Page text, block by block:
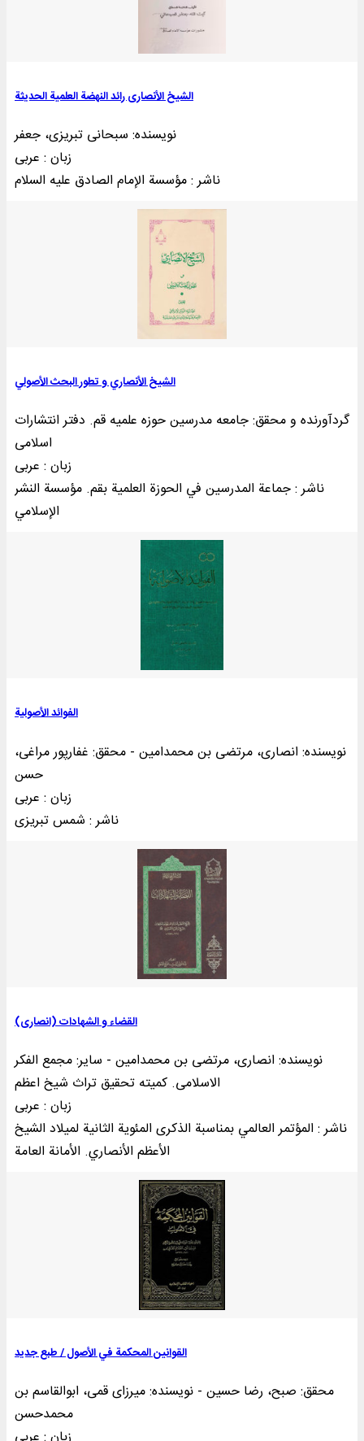
الشیخ الأنصاری رائد النهضة العلمیة الحدیثة
نویسنده: سبحانی تبریزی، جعفر
زبان : عربی
ناشر : مؤسسة الإمام الصادق علیه السلام
الشیخ الأنصاري و تطور البحث الأصولي
گردآورنده و محقق: جامعه مدرسین حوزه علمیه قم. دفتر انتشارات
اسلامی
زبان : عربی
ناشر : جماعة المدرسين في الحوزة العلمیة بقم. مؤسسة النشر
الإسلامي
الفوائد الأصولية
نویسنده: انصاری، مرتضی بن محمدامین - محقق: غفارپور مراغی،
حسن
زبان : عربی
ناشر : شمس تبريزی
القضاء و الشهادات (انصاری)
نویسنده: انصاری، مرتضی بن محمدامین - سایر: مجمع الفکر
الاسلامی. کمیته تحقیق تراث شیخ اعظم
زبان : عربی
ناشر : المؤتمر العالمي بمناسبة الذکری المئوية الثانية لميلاد الشيخ
الأعظم الأنصاري. الأمانة العامة
القوانین المحکمة في الأصول / طبع جدید
محقق: صبح، رضا حسین - نویسنده: میرزای قمی، ابوالقاسم بن
محمدحسن